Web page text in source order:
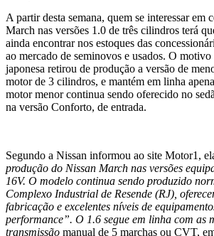
A partir desta semana, quem se interessar em
March nas versões 1.0 de três cilindros terá
ainda encontrar nos estoques das
ao mercado de seminovos e usados. O
japonesa retirou de produção a versão de
motor de 3 cilindros, e mantém em linha
motor menor continua sendo oferecido no
na versão Conforto, de entrada.
Segundo a Nissan informou ao site Motor1,
produção do Nissan March nas versões
16V. O modelo continua sendo produzido
Complexo Industrial de Resende (RJ),
fabricação e excelentes níveis de
performance”. O 1.6 segue em linha com as
transmissão manual de 5 marchas ou CVT,